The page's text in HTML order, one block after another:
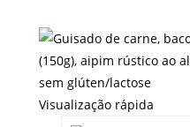
Visualização rápida